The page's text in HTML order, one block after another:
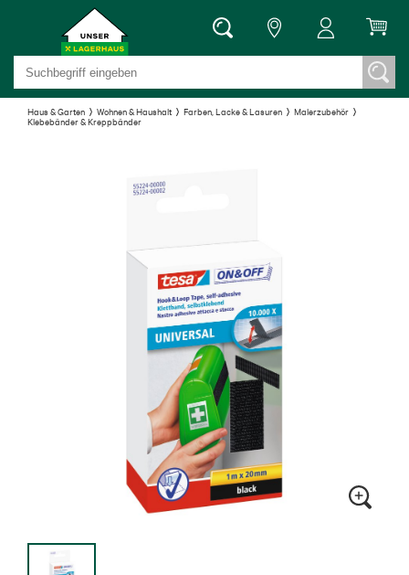
Haus & Garten Wohnen & Haushalt Farben, Lacke & Lasuren
Malerzubehör
Klebebänder & Kreppbänder